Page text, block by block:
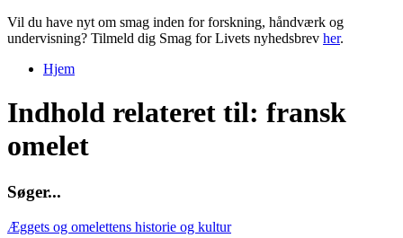
Vil du have nyt om smag inden for forskning, håndværk og
undervisning? Tilmeld dig Smag for Livets nyhedsbrev her.
Hjem
Indhold relateret til: fransk
omelet
Søger...
Æggets og omelettens historie og kultur